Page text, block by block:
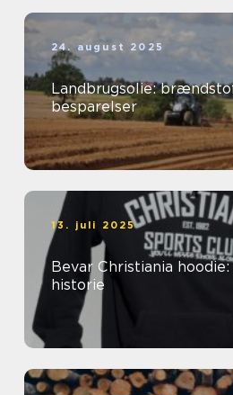
24. august 2025
Landbrugsolie:
besparelser
13. juli 2025
Bevar Christiania
historie